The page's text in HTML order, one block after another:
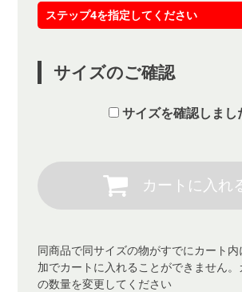
ステップ4を指定してください
サイズのご確認
サイズを確認しまし
同商品で同サイズの物がすでにカート
加でカートに入れることができません
の数量を変更してください